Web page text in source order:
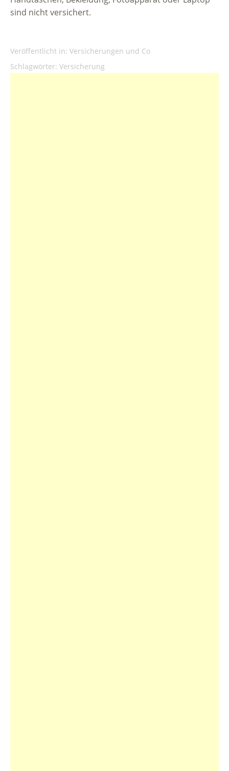
sind nicht versichert.
Veröffentlicht in: Versicherungen und Co
Schlagwörter: Versicherung